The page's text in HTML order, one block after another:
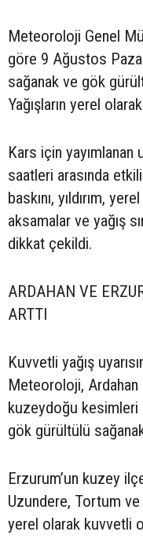
Meteoroloji Genel
göre 9 Ağustos
sağanak ve gök
Yağışların yerel
Kars için yayımlanan
saatleri arasında
baskını, yıldırım,
aksamalar ve yağış
dikkat çekildi.
ARDAHAN VE
ARTTI
Kuvvetli yağış
Meteoroloji, Ardahan
kuzeydoğu kesimleri
gök gürültülü
Erzurum’un kuzey
Uzundere, Tortum ve
yerel olarak kuvvetli